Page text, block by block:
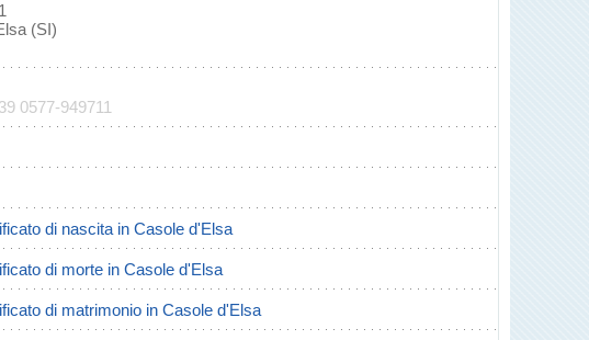
(SI)
0577-949711
di nascita in Casole d'Elsa
di morte in Casole d'Elsa
di matrimonio in Casole d'Elsa